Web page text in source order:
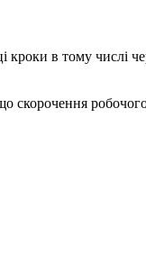
кроки в тому числі
скорочення